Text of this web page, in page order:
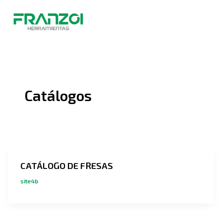
contenido
Catálogos
CATÁLOGO DE FRESAS
site4b